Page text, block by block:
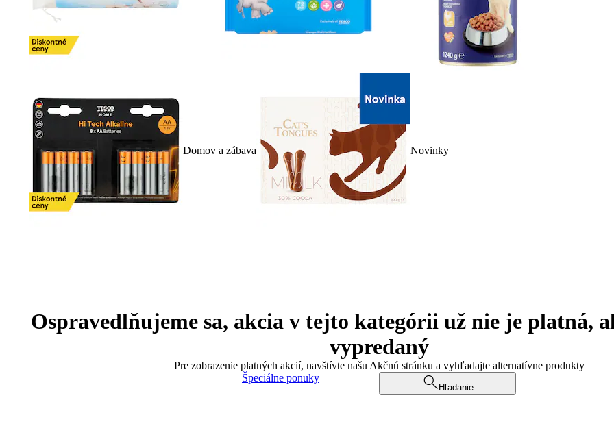
Domov a zábava Novinky
Ospravedlňujeme sa, akcia v tejto kategórii už nie je platná,
vypredaný
Pre zobrazenie platných akcií, navštívte našu Akčnú stránku a vyhľadajte alternatívne produkty
Špeciálne ponuky
Hľadanie